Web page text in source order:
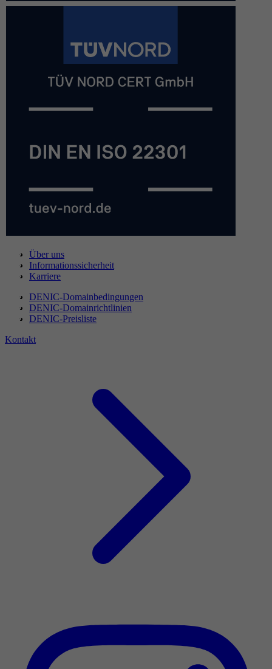
Über uns
Informationssicherheit
Karriere
DENIC-Domainbedingungen
DENIC-Domainrichtlinien
DENIC-Preisliste
Kontakt